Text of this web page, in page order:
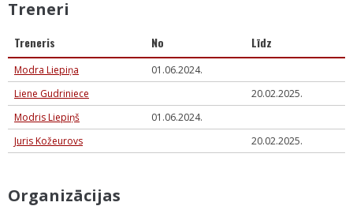
Treneri
Treneris No Līdz
Modra Liepiņa
01.06.2024.
Liene Gudriniece
20.02.2025.
Modris Liepiņš
01.06.2024.
Juris Kožeurovs
20.02.2025.
Organizācijas